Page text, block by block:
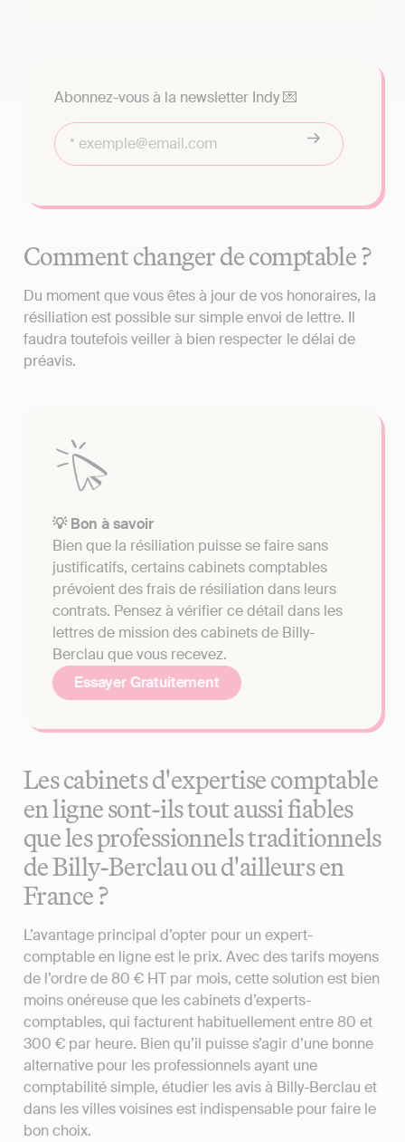
Abonnez-vous à la newsletter Indy 💌
Comment changer de comptable ?
Du moment que vous êtes à jour de vos honoraires, la
résiliation est possible sur simple envoi de lettre. Il
faudra toutefois veiller à bien respecter le délai de
préavis.
💡 Bon à savoir
Bien que la résiliation puisse se faire sans
justificatifs, certains cabinets comptables
prévoient des frais de résiliation dans leurs
contrats. Pensez à vérifier ce détail dans les
lettres de mission des cabinets de Billy-
Berclau que vous recevez.
Essayer Gratuitement
Les cabinets d'expertise comptable
en ligne sont-ils tout aussi fiables
que les professionnels traditionnels
de Billy-Berclau ou d'ailleurs en
France ?
L’avantage principal d’opter pour un expert-
comptable en ligne est le prix. Avec des tarifs moyens
de l’ordre de 80 € HT par mois, cette solution est bien
moins onéreuse que les cabinets d’experts-
comptables, qui facturent habituellement entre 80 et
300 € par heure. Bien qu’il puisse s’agir d’une bonne
alternative pour les professionnels ayant une
comptabilité simple, étudier les avis à Billy-Berclau et
dans les villes voisines est indispensable pour faire le
bon choix.